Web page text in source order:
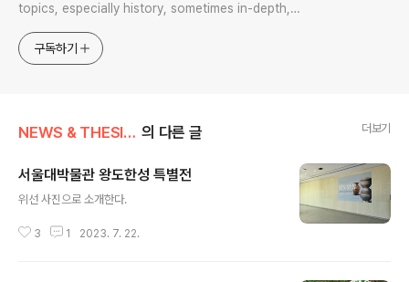
topics, especially history, sometimes in-depth,
approach will be to resist any common sense or
generalized viewpoint
구독하기
NEWS & THESIS/Photo News 의 다른 글 더보기
서울대박물관 왕도한성 특별전
위선 사진으로 소개한다.
3 1 2023. 7. 22.